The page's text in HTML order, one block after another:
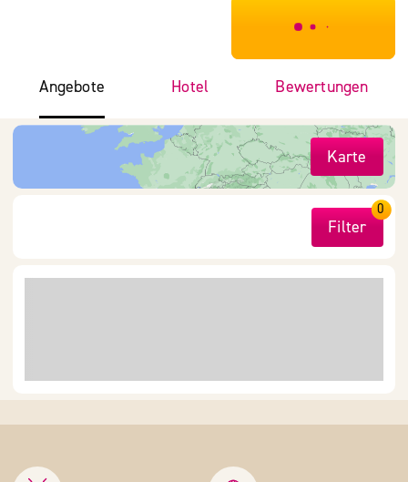
***************
Angebote Hotel Bewertungen
Karte
Filter
0